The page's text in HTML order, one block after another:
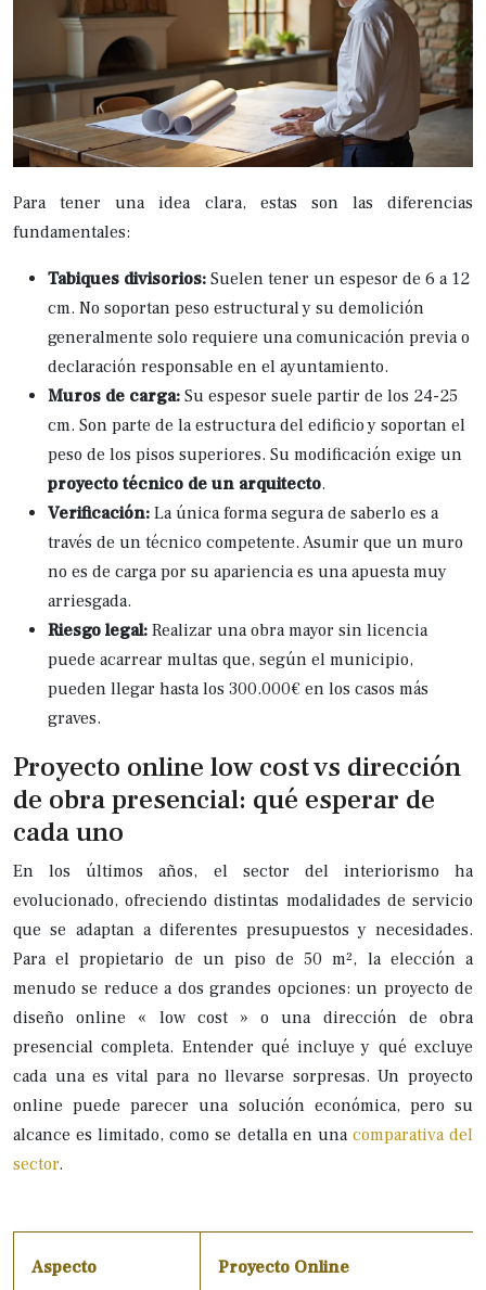
Para tener una idea clara, estas son las diferencias
fundamentales:
Tabiques divisorios: Suelen tener un espesor de 6 a 12
cm. No soportan peso estructural y su demolición
generalmente solo requiere una comunicación previa o
declaración responsable en el ayuntamiento.
Muros de carga: Su espesor suele partir de los 24-25
cm. Son parte de la estructura del edificio y soportan el
peso de los pisos superiores. Su modificación exige un
proyecto técnico de un arquitecto.
Verificación: La única forma segura de saberlo es a
través de un técnico competente. Asumir que un muro
no es de carga por su apariencia es una apuesta muy
arriesgada.
Riesgo legal: Realizar una obra mayor sin licencia
puede acarrear multas que, según el municipio,
pueden llegar hasta los 300.000€ en los casos más
graves.
Proyecto online low cost vs dirección
de obra presencial: qué esperar de
cada uno
En los últimos años, el sector del interiorismo ha
evolucionado, ofreciendo distintas modalidades de servicio
que se adaptan a diferentes presupuestos y necesidades.
Para el propietario de un piso de 50 m², la elección a
menudo se reduce a dos grandes opciones: un proyecto de
diseño online « low cost » o una dirección de obra
presencial completa. Entender qué incluye y qué excluye
cada una es vital para no llevarse sorpresas. Un proyecto
online puede parecer una solución económica, pero su
alcance es limitado, como se detalla en una comparativa del
sector.
Aspecto Proyecto Online